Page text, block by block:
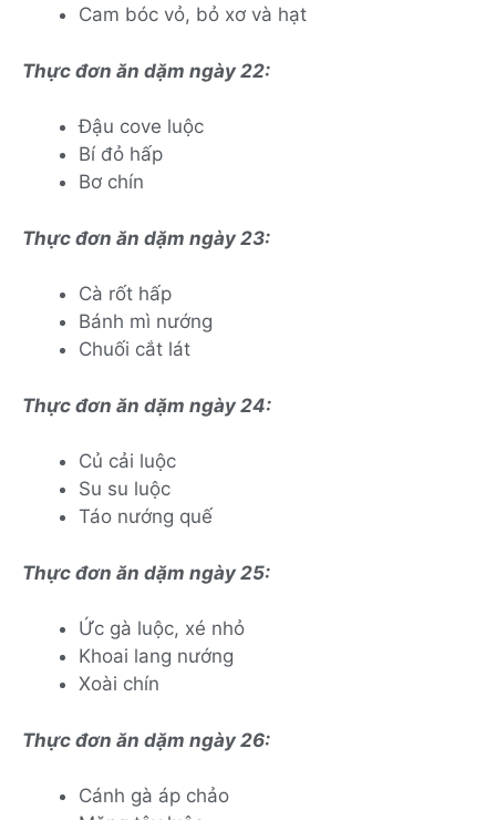
Cam bóc vỏ, bỏ xơ và hạt
Thực đơn ăn dặm ngày 22:
Đậu cove luộc
Bí đỏ hấp
Bơ chín
Thực đơn ăn dặm ngày 23:
Cà rốt hấp
Bánh mì nướng
Chuối cắt lát
Thực đơn ăn dặm ngày 24:
Củ cải luộc
Su su luộc
Táo nướng quế
Thực đơn ăn dặm ngày 25:
Ức gà luộc, xé nhỏ
Khoai lang nướng
Xoài chín
Thực đơn ăn dặm ngày 26:
Cánh gà áp chảo